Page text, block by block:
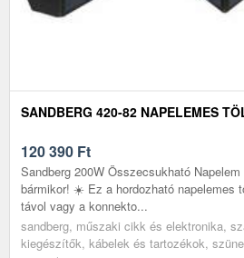
SANDBERG 420-82 NAPELEMES
120 390 Ft
Sandberg 200W Összecsukható
bármikor! ☀️ Ez a hordozható napelemes
távol vagy a konnekto...
sandberg, műszaki cikk és elektronika,
kiegészítők, kábelek és tartozékok,